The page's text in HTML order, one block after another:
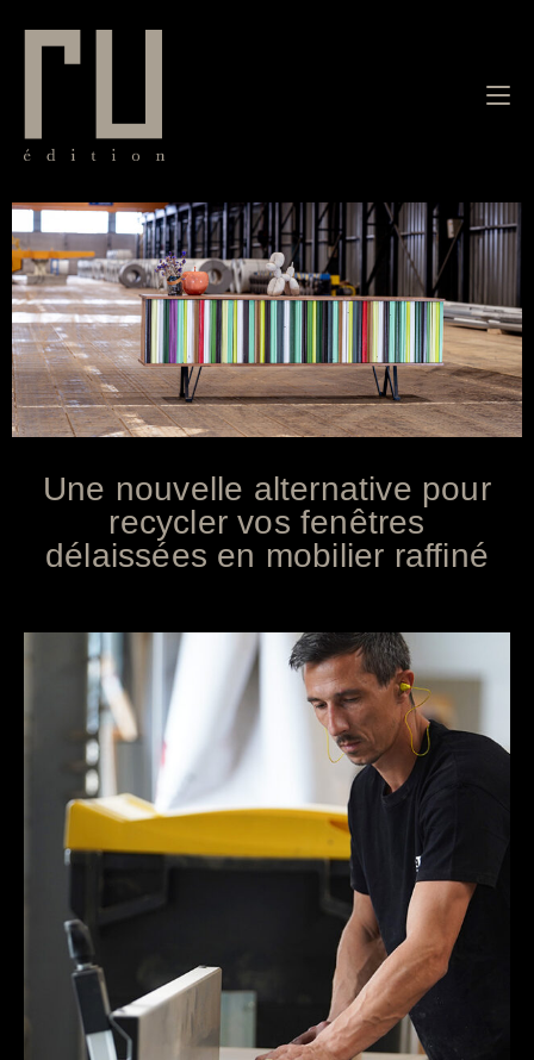
Une nouvelle alternative pour
recycler vos fenêtres
délaissées en mobilier raffiné